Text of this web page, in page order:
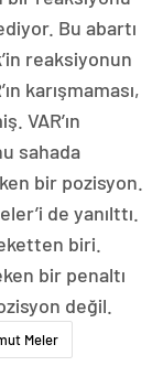
Bu abartı
reaksiyonun
karışmaması,
VAR’ın
sahada
bir pozisyon.
de yanılttı.
biri.
bir penaltı
değil.
Meler